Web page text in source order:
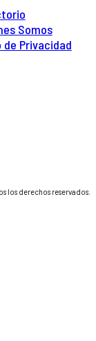
Somos
de Privacidad
los derechos reservados.